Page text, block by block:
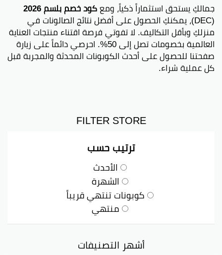
جمالكِ يستحق استثماراً ذكياً، ومعكود خصم بلسم 2026
(DEC)، يمكنكِ الحصول على أفضل نتائج الصالونات في
منزلكِ وبأقل التكاليف. لا تفوتي فرصة اقتناء منتجات العناية
العالمية بخصومات تصل إلى 50%. احرصي دائماً على زيارة
صفحتنا للحصول على أحدث الكوبونات المحدثة والمجربة قبل
كل عملية شراء.
FILTER STORE
ترتيب حسب
الأحدث
الشهرة
كوبونات تنتهي قريباً
منتهي
أشهر التصنيفات